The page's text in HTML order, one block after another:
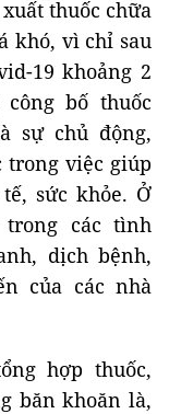
thuốc chữa
khó, vì chỉ sau
19 khoảng 2
bố thuốc
sự chủ động,
trong việc giúp
sức khỏe. Ở
trong các tình
dịch bệnh,
của các nhà
hợp thuốc,
băn khoăn là,